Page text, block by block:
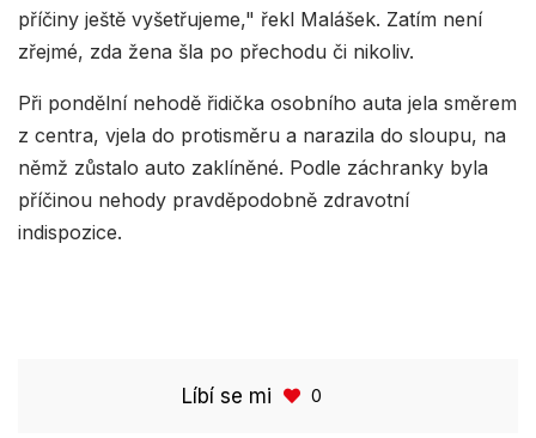
příčiny ještě vyšetřujeme," řekl Malášek. Zatím není
zřejmé, zda žena šla po přechodu či nikoliv.
Při pondělní nehodě řidička osobního auta jela směrem
z centra, vjela do protisměru a narazila do sloupu, na
němž zůstalo auto zaklíněné. Podle záchranky byla
příčinou nehody pravděpodobně zdravotní
indispozice.
Líbí se mi 0